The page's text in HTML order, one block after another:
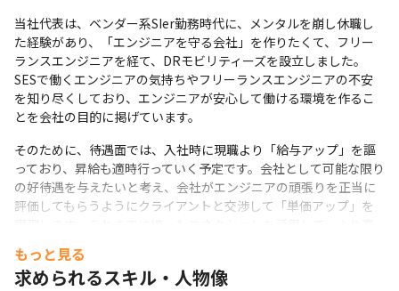
当社代表は、ベンダー系SIer勤務時代に、メンタルを崩し休職し
た経験があり、「エンジニアを守る会社」を作りたくて、フリー
ランスエンジニアを経て、DRモビリティーズを設立しました。
SESで働くエンジニアの気持ちやフリーランスエンジニアの不安
を知り尽くしており、エンジニアが安心して働ける環境を作るこ
とを会社の目的に掲げています。
そのために、待遇面では、入社時に現職より「給与アップ」を謳
っており、昇給も適時行っていく予定です。会社として可能な限り
の好待遇を与えたいと考え、会社がエンジニアの頑張りを正当に
評価してもらうようにクライアントと交渉して「単価アップ」を
働き方の面では「リモート中心」「出社中心」のどちらの希望に
もっと見る
求められるスキル・人物像